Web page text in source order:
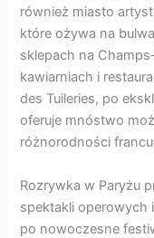
również miasto
które ożywa na
sklepach na
kawiarniach i
des Tuileries, po
oferuje mnóstwo
różnorodności
Rozrywka w Paryżu
spektakli operowych
po nowoczesne